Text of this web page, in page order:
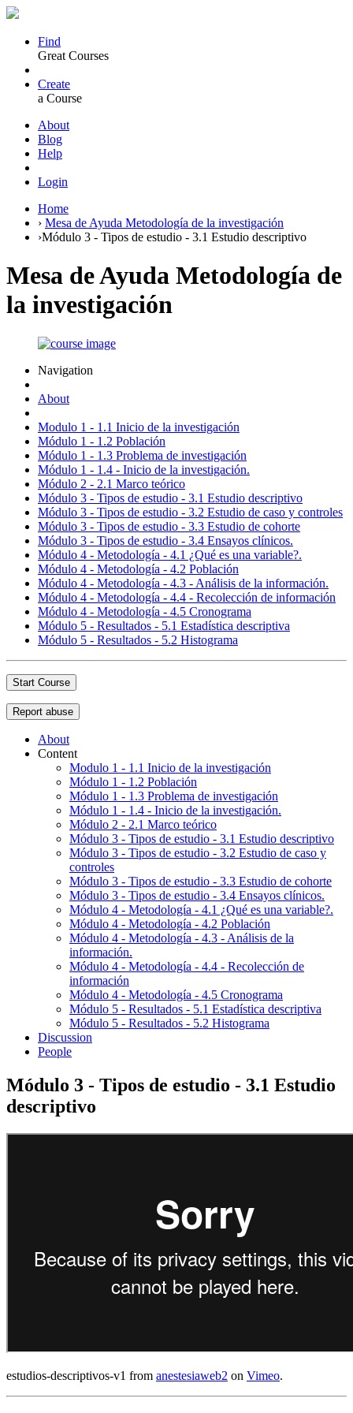
Find
Great Courses
Create
a Course
About
Blog
Help
Login
Home
› Mesa de Ayuda Metodología de la investigación
›Módulo 3 - Tipos de estudio - 3.1 Estudio descriptivo
Mesa de Ayuda Metodología de
la investigación
Navigation
About
Modulo 1 - 1.1 Inicio de la investigación
Módulo 1 - 1.2 Población
Módulo 1 - 1.3 Problema de investigación
Módulo 1 - 1.4 - Inicio de la investigación.
Módulo 2 - 2.1 Marco teórico
Módulo 3 - Tipos de estudio - 3.1 Estudio descriptivo
Módulo 3 - Tipos de estudio - 3.2 Estudio de caso y controles
Módulo 3 - Tipos de estudio - 3.3 Estudio de cohorte
Módulo 3 - Tipos de estudio - 3.4 Ensayos clínicos.
Módulo 4 - Metodología - 4.1 ¿Qué es una variable?.
Módulo 4 - Metodología - 4.2 Población
Módulo 4 - Metodología - 4.3 - Análisis de la información.
Módulo 4 - Metodología - 4.4 - Recolección de información
Módulo 4 - Metodología - 4.5 Cronograma
Módulo 5 - Resultados - 5.1 Estadística descriptiva
Módulo 5 - Resultados - 5.2 Histograma
Start Course
Report abuse
About
Content
Modulo 1 - 1.1 Inicio de la investigación
Módulo 1 - 1.2 Población
Módulo 1 - 1.3 Problema de investigación
Módulo 1 - 1.4 - Inicio de la investigación.
Módulo 2 - 2.1 Marco teórico
Módulo 3 - Tipos de estudio - 3.1 Estudio descriptivo
Módulo 3 - Tipos de estudio - 3.2 Estudio de caso y
controles
Módulo 3 - Tipos de estudio - 3.3 Estudio de cohorte
Módulo 3 - Tipos de estudio - 3.4 Ensayos clínicos.
Módulo 4 - Metodología - 4.1 ¿Qué es una variable?.
Módulo 4 - Metodología - 4.2 Población
Módulo 4 - Metodología - 4.3 - Análisis de la
información.
Módulo 4 - Metodología - 4.4 - Recolección de
información
Módulo 4 - Metodología - 4.5 Cronograma
Módulo 5 - Resultados - 5.1 Estadística descriptiva
Módulo 5 - Resultados - 5.2 Histograma
Discussion
People
Módulo 3 - Tipos de estudio - 3.1 Estudio
descriptivo
estudios-descriptivos-v1 from anestesiaweb2 on Vimeo.